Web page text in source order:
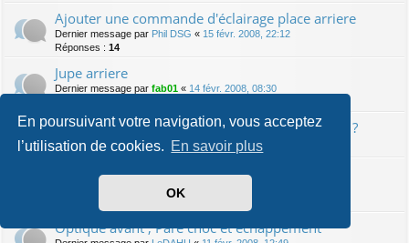
En poursuivant votre navigation, vous acceptez
l’utilisation de cookies. En savoir plus
OK
Ajouter une commande d'éclairage place arriere
Dernier message par Phil DSG « 15 févr. 2008, 22:12
Réponses : 14
Jupe arriere
Dernier message par fab01 « 14 févr. 2008, 08:30
VW Passat : démonter compteur pour anneaux ?
Dernier message parspawn064«13 févr. 2008, 01:54
RUBESCH
Optique avant , Pare choc et echappement